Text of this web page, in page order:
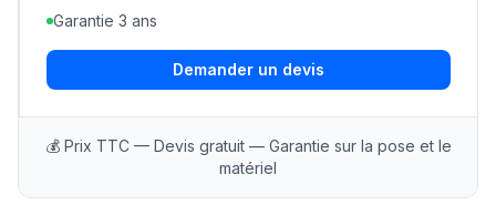
Garantie 3 ans
Demander un devis
💰 Prix TTC — Devis gratuit — Garantie sur la pose et le
matériel